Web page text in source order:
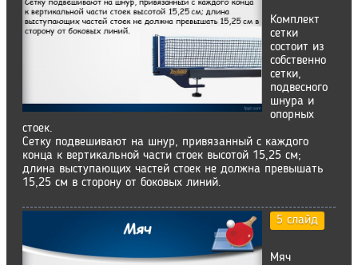
Комплект
сетки
состоит из
собственно
сетки,
подвесного
шнура и
опорных
стоек.
Сетку подвешивают на шнур, привязанный с каждого
конца к вертикальной части стоек высотой 15,25 см;
длина выступающих частей стоек не должна превышать
15,25 см в сторону от боковых линий.
5 слайд
Мяч